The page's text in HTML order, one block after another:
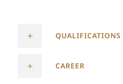
QUALIFICATIONS
CAREER